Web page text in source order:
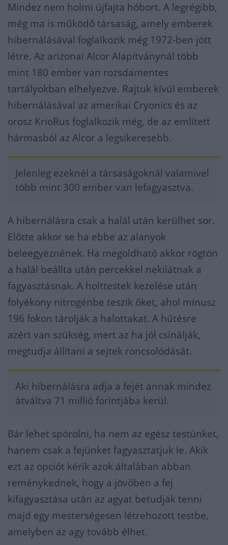
Mindez nem holmi újfajta hóbort. A legrégibb,
még ma is működő társaság, amely emberek
hibernálásával foglalkozik még 1972-ben jött
létre. Az arizonai Alcor Alapítványnál több
mint 180 ember van rozsdamentes
tartályokban elhelyezve. Rajtuk kívül emberek
hibernálásával az amerikai Cryonics és az
orosz KrioRus foglalkozik még, de az említett
hármasból az Alcor a legsikeresebb.
Jelenleg ezeknél a társaságoknál valamivel
több mint 300 ember van lefagyasztva.
A hibernálásra csak a halál után kerülhet sor.
Előtte akkor se ha ebbe az alanyok
beleegyeznének. Ha megoldható akkor rögtön
a halál beállta után percekkel nekilátnak a
fagyasztásnak. A holttestek kezelése után
folyékony nitrogénbe teszik őket, ahol mínusz
196 fokon tárolják a halottakat. A hűtésre
azért van szükség, mert az ha jól csinálják,
megtudja állítani a sejtek roncsolódását.
Aki hibernálásra adja a fejét annak mindez
átváltva 71 millió forintjába kerül.
Bár lehet spórolni, ha nem az egész testünket,
hanem csak a fejünket fagyasztatjuk le. Akik
ezt az opciót kérik azok általában abban
reménykednek, hogy a jövőben a fej
kifagyasztása után az agyat betudják tenni
majd egy mesterségesen létrehozott testbe,
amelyben az agy tovább élhet.